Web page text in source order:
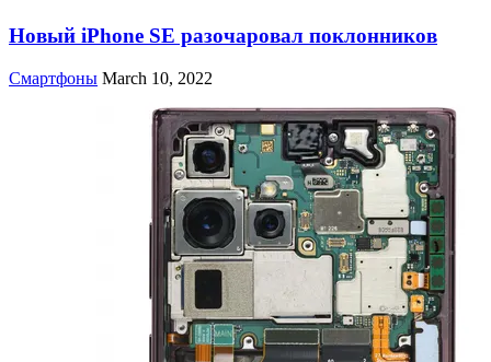
Новый iPhone SE разочаровал поклонников
Смартфоны March 10, 2022